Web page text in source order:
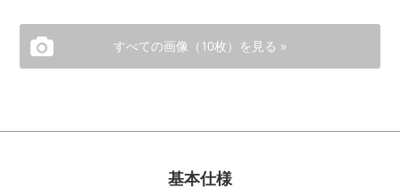
すべての画像（10枚）を見る »
基本仕様